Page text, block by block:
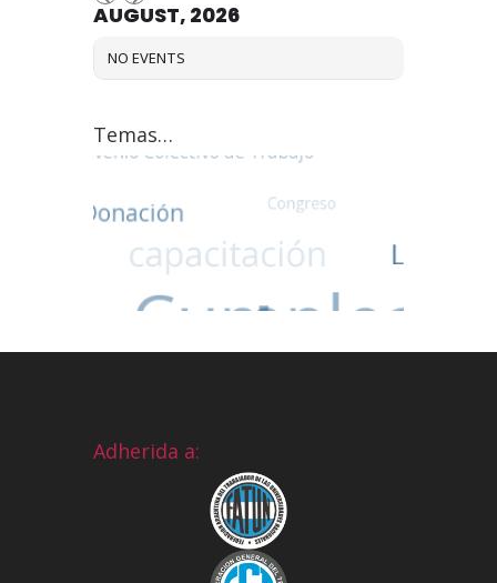
AUGUST, 2026
NO EVENTS
Temas…
Adherida a: